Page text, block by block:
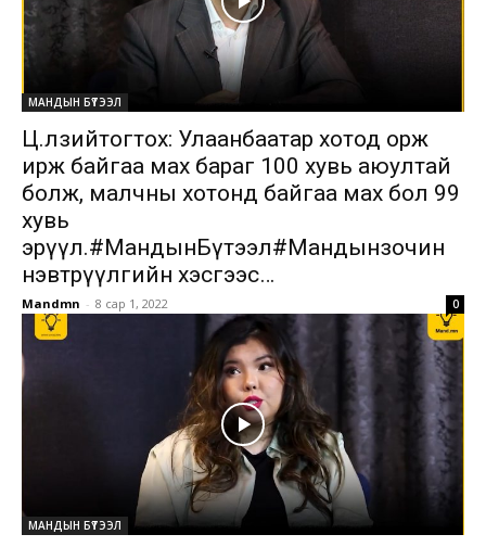
МАНДЫН БҮТЭЭЛ
Ц.Өлзийтогтох: Улаанбаатар хотод орж
ирж байгаа мах бараг 100 хувь аюултай
болж, малчны хотонд байгаа мах бол 99
хувь
эрүүл.#МандынБүтээл#Мандынзочин
нэвтрүүлгийн хэсгээс…
Mandmn - 8 сар 1, 2022 0
МАНДЫН БҮТЭЭЛ